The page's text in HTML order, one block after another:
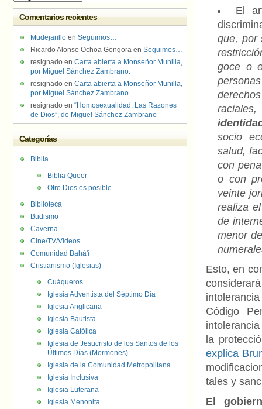
El
que, por
goce o
socio
salud,
con
o con
veinte
realiza
de
menor
Esto, en
Código
la
explica
tales y
El
Comentarios recientes
Mudejarillo en Seguimos…
Ricardo Alonso Ochoa Gongora en Seguimos…
resignado en Carta abierta a Monseñor Munilla,
por Miguel Sánchez Zambrano.
resignado en Carta abierta a Monseñor Munilla,
por Miguel Sánchez Zambrano.
resignado en “Homosexualidad. Las Razones
de Dios”, de Miguel Sánchez Zambrano
Categorías
Biblia
Biblia Queer
Otro Dios es posible
Biblioteca
Budismo
Caverna
Cine/TV/Videos
Comunidad Bahá'í
Cristianismo (Iglesias)
Cuáqueros
Iglesia Adventista del Séptimo Día
Iglesia Anglicana
Iglesia Bautista
Iglesia Católica
Iglesia de Jesucristo de los Santos de los
Últimos Días (Mormones)
Iglesia de la Comunidad Metropolitana
Iglesia Inclusiva
Iglesia Luterana
Iglesia Menonita